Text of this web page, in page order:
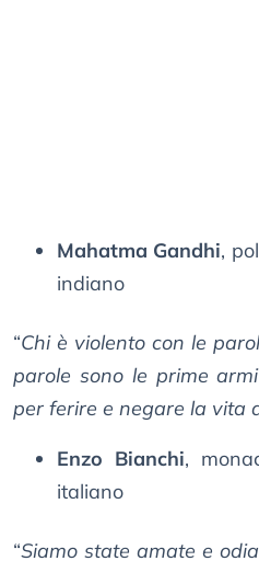
Mahatma Gandhi,
indiano
“Chi è violento con le
parole sono le prime
per ferire e negare la vita
Enzo Bianchi,
italiano
“Siamo state amate e